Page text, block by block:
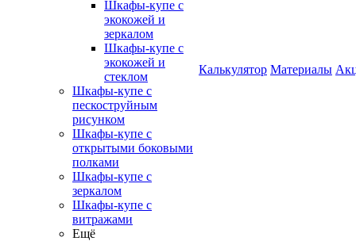
Шкафы-купе с
экокожей и
зеркалом
Шкафы-купе с
экокожей и
стеклом
Шкафы-купе с
пескоструйным
рисунком
Шкафы-купе с
открытыми боковыми
полками
Шкафы-купе с
зеркалом
Шкафы-купе с
витражами
Ещё
Калькулятор Материалы